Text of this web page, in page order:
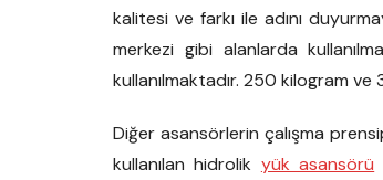
kalitesi ve farkı ile adını
merkezi gibi alanlarda
kullanılmaktadır. 250 kilogram
Diğer asansörlerin çalışma
kullanılan hidrolik yük asansörü